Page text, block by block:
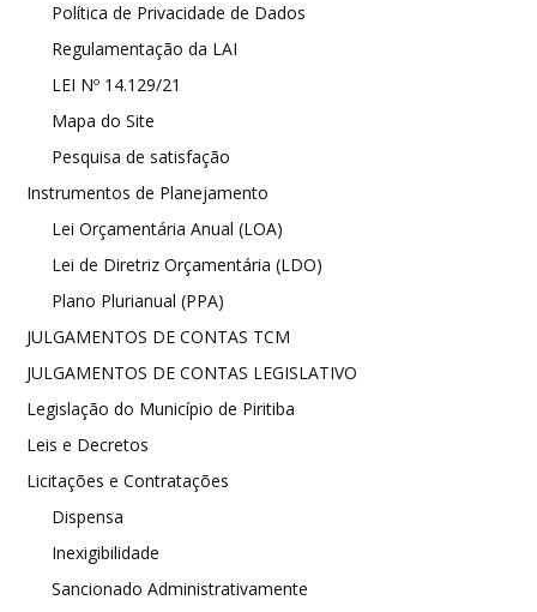
Política de Privacidade de Dados
Regulamentação da LAI
LEI Nº 14.129/21
Mapa do Site
Pesquisa de satisfação
Instrumentos de Planejamento
Lei Orçamentária Anual (LOA)
Lei de Diretriz Orçamentária (LDO)
Plano Plurianual (PPA)
JULGAMENTOS DE CONTAS TCM
JULGAMENTOS DE CONTAS LEGISLATIVO
Legislação do Município de Piritiba
Leis e Decretos
Licitações e Contratações
Dispensa
Inexigibilidade
Sancionado Administrativamente